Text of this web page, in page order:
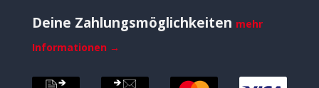
Deine Zahlungsmöglichkeiten mehr
Informationen →